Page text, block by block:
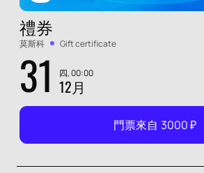
禮券
莫斯科 Gift certificate
31 四, 00:00
12月
門票來自 3000₽